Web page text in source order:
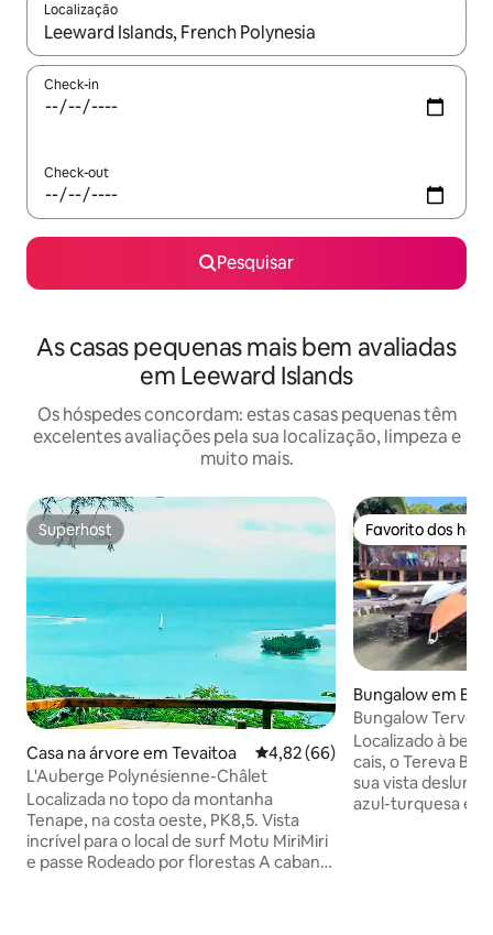
Localização
Quando os resultados estiverem disponíveis, navegue com
Check-in
Check-out
Pesquisar
As casas pequenas mais bem avaliadas
em Leeward Islands
Os hóspedes concordam: estas casas pequenas têm
excelentes avaliações pela sua localização, limpeza e
muito mais.
Superhost
Superhost
Casa na árvore em Tevaitoa Classificação média de 4,82
4,82 (66)
L'Auberge Polynésienne-Châlet
Localizada no topo da montanha
Tenape, na costa oeste, PK8,5. Vista
incrível para o local de surf Motu MiriMiri
e passe Rodeado por florestas A cabana
Favorito dos
Favorito dos
Bungalow em
Bungalow
Localizado à
cais, o Tereva
sua vista
azul-turquesa e